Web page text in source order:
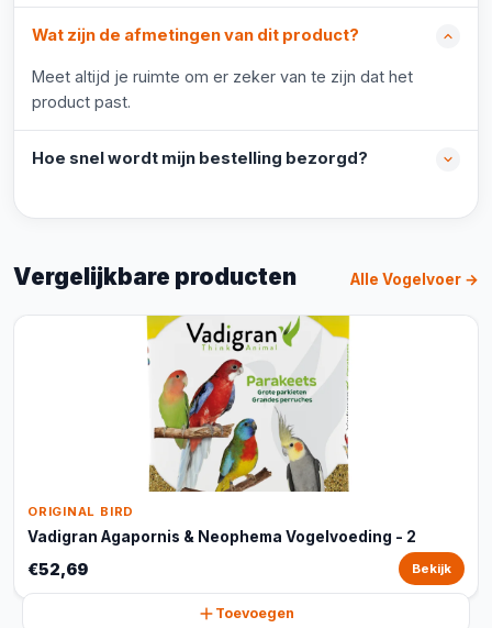
Wat zijn de afmetingen van dit product?
Meet altijd je ruimte om er zeker van te zijn dat het
product past.
Hoe snel wordt mijn bestelling bezorgd?
Vergelijkbare producten Alle Vogelvoer →
ORIGINAL BIRD
Vadigran Agapornis & Neophema Vogelvoeding - 2
€52,69 Bekijk
Toevoegen